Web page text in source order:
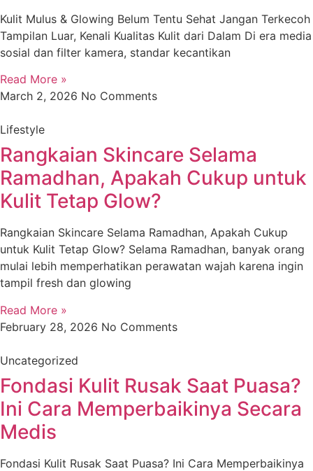
Kulit Mulus & Glowing Belum Tentu Sehat Jangan Terkecoh
Tampilan Luar, Kenali Kualitas Kulit dari Dalam Di era media
sosial dan filter kamera, standar kecantikan
Read More »
March 2, 2026 No Comments
Lifestyle
Rangkaian Skincare Selama
Ramadhan, Apakah Cukup untuk
Kulit Tetap Glow?
Rangkaian Skincare Selama Ramadhan, Apakah Cukup
untuk Kulit Tetap Glow? Selama Ramadhan, banyak orang
mulai lebih memperhatikan perawatan wajah karena ingin
tampil fresh dan glowing
Read More »
February 28, 2026 No Comments
Uncategorized
Fondasi Kulit Rusak Saat Puasa?
Ini Cara Memperbaikinya Secara
Medis
Fondasi Kulit Rusak Saat Puasa? Ini Cara Memperbaikinya